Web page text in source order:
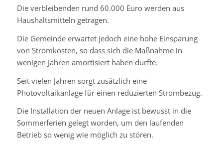
Die verbleibenden rund 60.000 Euro werden aus
Haushaltsmitteln getragen.
Die Gemeinde erwartet jedoch eine hohe Einsparung
von Stromkosten, so dass sich die Maßnahme in
wenigen Jahren amortisiert haben dürfte.
Seit vielen Jahren sorgt zusätzlich eine
Photovoltaikanlage für einen reduzierten Strombezug.
Die Installation der neuen Anlage ist bewusst in die
Sommerferien gelegt worden, um den laufenden
Betrieb so wenig wie möglich zu stören.